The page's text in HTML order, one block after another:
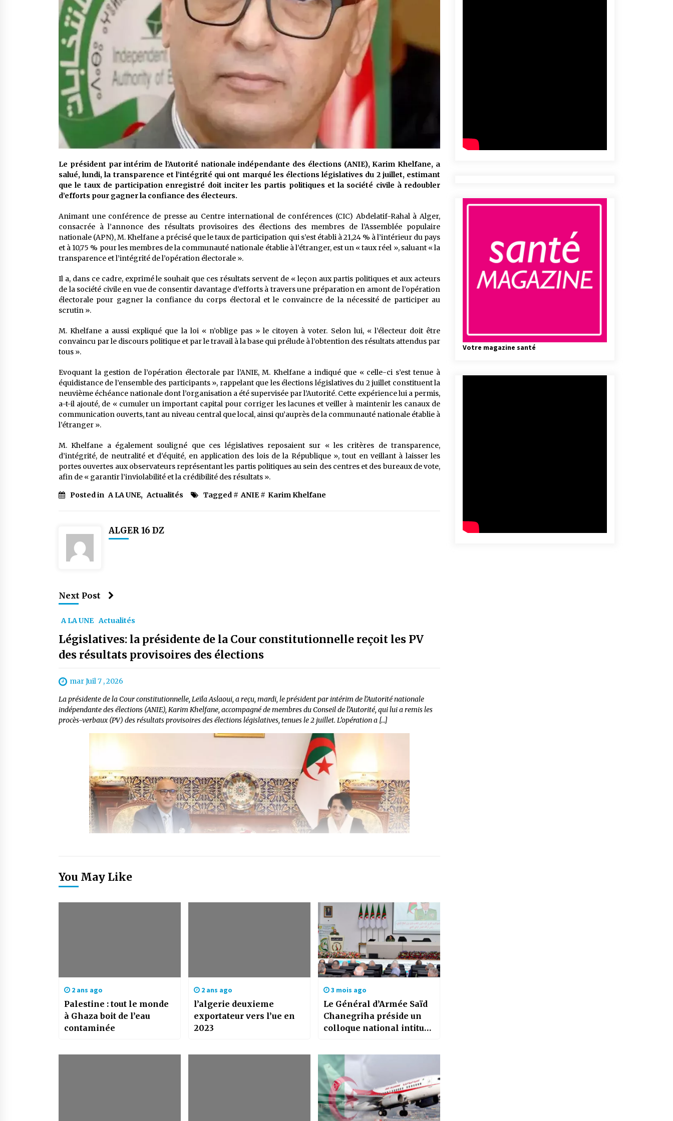
Le président par intérim de l’Autorité nationale indépendante des élections (ANIE), Karim Khelfane, a
salué, lundi, la transparence et l’intégrité qui ont marqué les élections législatives du 2 juillet, estimant
que le taux de participation enregistré doit inciter les partis politiques et la société civile à redoubler
d’efforts pour gagner la confiance des électeurs.
Animant une conférence de presse au Centre international de conférences (CIC) Abdelatif-Rahal à Alger,
consacrée à l’annonce des résultats provisoires des élections des membres de l’Assemblée populaire
nationale (APN), M. Khelfane a précisé que le taux de participation qui s’est établi à 21,24 % à l’intérieur du pays
et à 10,75 % pour les membres de la communauté nationale établie à l’étranger, est un « taux réel », saluant « la
transparence et l’intégrité de l’opération électorale ».
Il a, dans ce cadre, exprimé le souhait que ces résultats servent de « leçon aux partis politiques et aux acteurs
de la société civile en vue de consentir davantage d’efforts à travers une préparation en amont de l’opération
électorale pour gagner la confiance du corps électoral et le convaincre de la nécessité de participer au
scrutin ».
M. Khelfane a aussi expliqué que la loi « n’oblige pas » le citoyen à voter. Selon lui, « l’électeur doit être
convaincu par le discours politique et par le travail à la base qui prélude à l’obtention des résultats attendus par
tous ».
Evoquant la gestion de l’opération électorale par l’ANIE, M. Khelfane a indiqué que « celle-ci s’est tenue à
équidistance de l’ensemble des participants », rappelant que les élections législatives du 2 juillet constituent la
neuvième échéance nationale dont l’organisation a été supervisée par l’Autorité. Cette expérience lui a permis,
a-t-il ajouté, de « cumuler un important capital pour corriger les lacunes et veiller à maintenir les canaux de
communication ouverts, tant au niveau central que local, ainsi qu’auprès de la communauté nationale établie à
l’étranger ».
M. Khelfane a également souligné que ces législatives reposaient sur « les critères de transparence,
d’intégrité, de neutralité et d’équité, en application des lois de la République », tout en veillant à laisser les
portes ouvertes aux observateurs représentant les partis politiques au sein des centres et des bureaux de vote,
afin de « garantir l’inviolabilité et la crédibilité des résultats ».
Posted in A LA UNE, Actualités Tagged # ANIE# Karim Khelfane
ALGER 16 DZ
Next Post
A LA UNE Actualités
Législatives: la présidente de la Cour constitutionnelle reçoit les PV
des résultats provisoires des élections
mar Juil 7 , 2026
La présidente de la Cour constitutionnelle, Leïla Aslaoui, a reçu, mardi, le président par intérim de l’Autorité nationale
indépendante des élections (ANIE), Karim Khelfane, accompagné de membres du Conseil de l’Autorité, qui lui a remis les
procès-verbaux (PV) des résultats provisoires des élections législatives, tenues le 2 juillet. L’opération a […]
You May Like
2 ans ago
Palestine : tout le monde
à Ghaza boit de l’eau
contaminée
2 ans ago
l’algerie deuxieme
exportateur vers l’ue en
2023
3 mois ago
Le Général d’Armée Saïd
Chanegriha préside un
colloque national intitulé
sécurité et de la paix en
Afrique »
Votre magazine santé